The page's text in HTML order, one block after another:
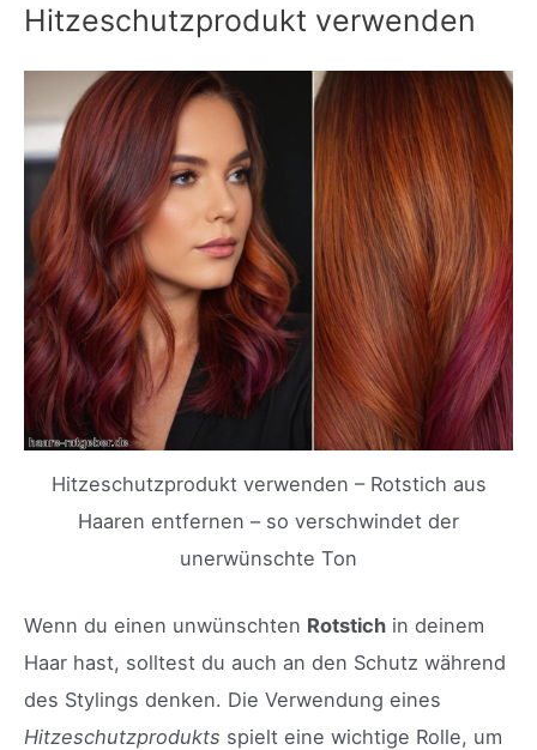
Hitzeschutzprodukt verwenden
Hitzeschutzprodukt verwenden – Rotstich aus
Haaren entfernen – so verschwindet der
unerwünschte Ton
Wenn du einen unwünschten Rotstich in deinem
Haar hast, solltest du auch an den Schutz während
des Stylings denken. Die Verwendung eines
Hitzeschutzprodukts spielt eine wichtige Rolle, um